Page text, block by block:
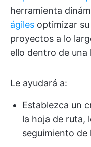
herramienta
ágiles optimizar
proyectos a lo
ello dentro de
Le ayudará a:
Establezca un
la hoja de ruta,
seguimiento de